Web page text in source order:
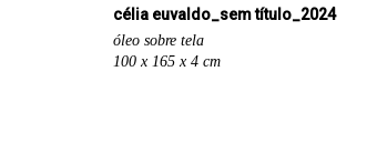
célia euvaldo_sem título_2024
óleo sobre tela
100 x 165 x 4 cm